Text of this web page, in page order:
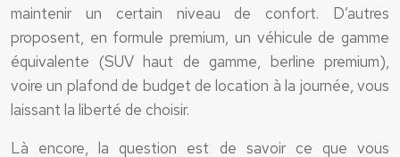
maintenir un certain niveau de confort. D’autres
proposent, en formule premium, un véhicule de gamme
équivalente (SUV haut de gamme, berline premium),
voire un plafond de budget de location à la journée, vous
laissant la liberté de choisir.
Là encore, la question est de savoir ce que vous